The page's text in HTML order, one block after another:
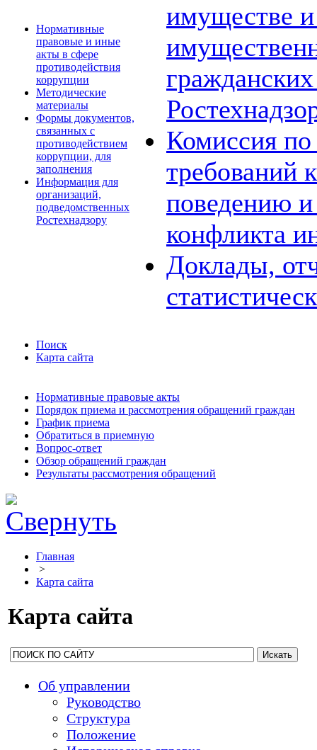
Нормативные
правовые и иные
акты в сфере
противодействия
коррупции
Методические
материалы
Формы документов,
связанных с
противодействием
коррупции, для
заполнения
Информация для
организаций,
подведомственных
Ростехнадзору
имуществе и
Комиссия
требований
поведению
конфликта
Доклады,
Поиск
Карта сайта
Нормативные правовые акты
Порядок приема и рассмотрения обращений граждан
График приема
Обратиться в приемную
Вопрос-ответ
Обзор обращений граждан
Результаты рассмотрения обращений
Главная
>
Карта сайта
Карта сайта
Об управлении
Руководство
Структура
Положение